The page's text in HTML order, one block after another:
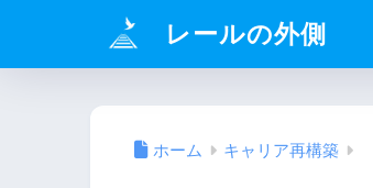
レールの外側
ホーム キャリア再構築